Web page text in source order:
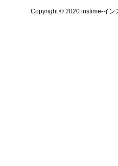
Copyright © 2020 instime-イン